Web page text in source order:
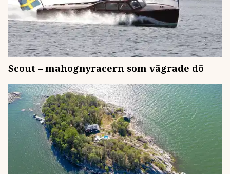
Scout – mahognyracern som vägrade dö